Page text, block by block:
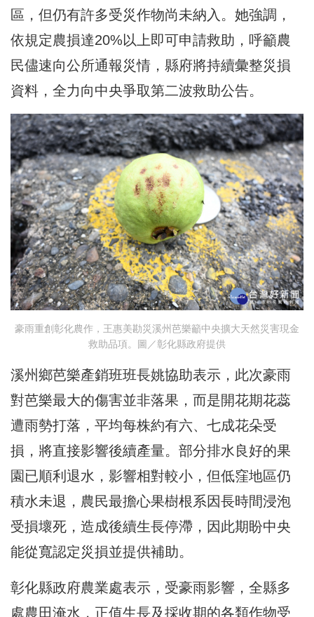
區，但仍有許多受災作物尚未納入。她強調，
依規定農損達20%以上即可申請救助，呼籲農
民儘速向公所通報災情，縣府將持續彙整災損
資料，全力向中央爭取第二波救助公告。
豪雨重創彰化農作，王惠美勘災溪州芭樂籲中央擴大天然災害現金
救助品項。圖／彰化縣政府提供
溪州鄉芭樂產銷班班長姚協助表示，此次豪雨
對芭樂最大的傷害並非落果，而是開花期花蕊
遭雨勢打落，平均每株約有六、七成花朵受
損，將直接影響後續產量。部分排水良好的果
園已順利退水，影響相對較小，但低窪地區仍
積水未退，農民最擔心果樹根系因長時間浸泡
受損壞死，造成後續生長停滯，因此期盼中央
能從寬認定災損並提供補助。
彰化縣政府農業處表示，受豪雨影響，全縣多
處農田淹水，正值生長及採收期的各類作物受